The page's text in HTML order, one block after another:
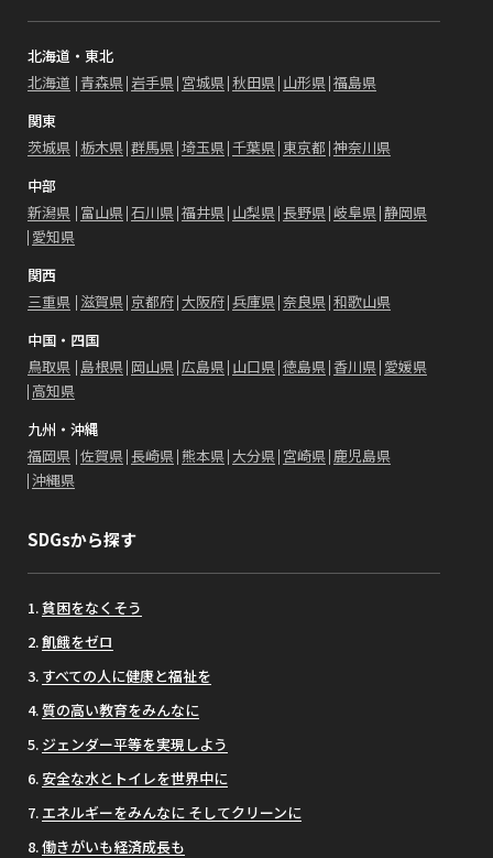
北海道・東北
北海道 青森県 岩手県 宮城県 秋田県 山形県 福島県
関東
茨城県 栃木県 群馬県 埼玉県 千葉県 東京都 神奈川県
中部
新潟県 富山県 石川県 福井県 山梨県 長野県 岐阜県 静岡県
愛知県
関西
三重県 滋賀県 京都府 大阪府 兵庫県 奈良県 和歌山県
中国・四国
鳥取県 島根県 岡山県 広島県 山口県 徳島県 香川県 愛媛県
高知県
九州・沖縄
福岡県 佐賀県 長崎県 熊本県 大分県 宮崎県 鹿児島県
沖縄県
SDGsから探す
貧困をなくそう
飢餓をゼロ
すべての人に健康と福祉を
質の高い教育をみんなに
ジェンダー平等を実現しよう
安全な水とトイレを世界中に
エネルギーをみんなに そしてクリーンに
働きがいも経済成長も